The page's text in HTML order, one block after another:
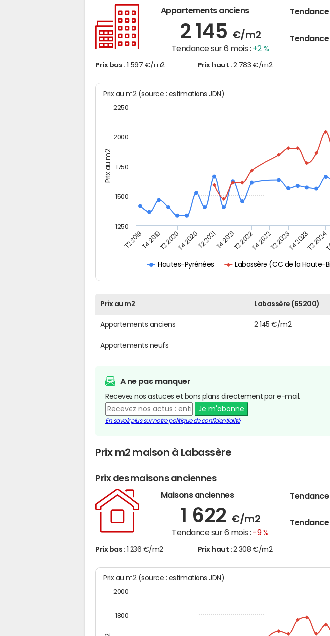
Appartements anciens
2 145 €/m2
Tendance sur 6 mois : +2 %
Prix bas : 1 597 €/m2 Prix haut : 2 783 €/m2
Prix au m2
Prix au m2 (source : estimations JDN)
Hautes-Pyrénées Labassère (CC de la Haute-
T2 2019T4 2019T2 2020T4 2020T2 2021T4 2021T2 2022T4 2022T2 2023T4 2023T2 2024
1250
1500
1750
2000
2250
Prix au m2 Labassère (65200)
Appartements anciens 2 145 €/m2
Appartements neufs
A ne pas manquer
Recevez nos astuces et bons plans directement par e-mail.
Je m'abonne
En savoir plus sur notre politique de confidentialité
Prix m2 maison à Labassère
Prix des maisons anciennes
Maisons anciennes
1 622 €/m2
Tendance sur 6 mois : -9 %
Prix bas : 1 236 €/m2 Prix haut : 2 308 €/m2
Prix au m2 (source : estimations JDN)
1800
2000